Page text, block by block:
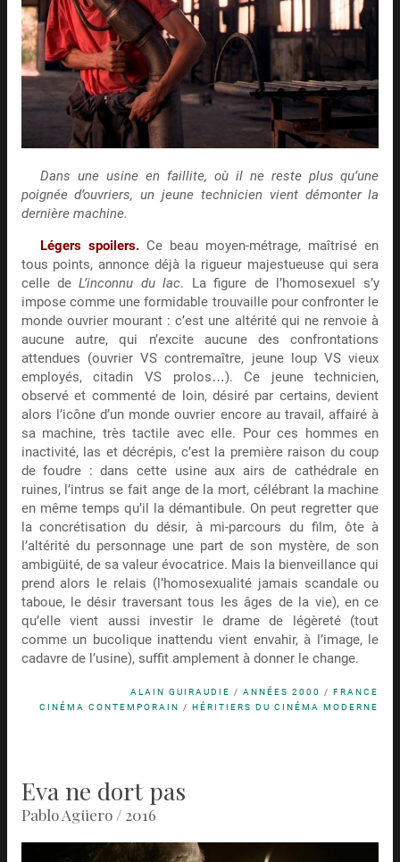
Dans une usine en faillite, où il ne reste plus qu’une
poignée d’ouvriers, un jeune technicien vient démonter la
dernière machine.
Légers spoilers. Ce beau moyen-métrage, maîtrisé en
tous points, annonce déjà la rigueur majestueuse qui sera
celle deL’inconnu du lac. La figure de l’homosexuel s’y
impose comme une formidable trouvaille pour confronter le
monde ouvrier mourant : c’est une altérité qui ne renvoie à
aucune autre, qui n’excite aucune des confrontations
attendues (ouvrier VS contremaître, jeune loup VS vieux
employés, citadin VS prolos…). Ce jeune technicien,
observé et commenté de loin, désiré par certains, devient
alors l’icône d’un monde ouvrier encore au travail, affairé à
sa machine, très tactile avec elle. Pour ces hommes en
inactivité, las et décrépis, c’est la première raison du coup
de foudre : dans cette usine aux airs de cathédrale en
ruines, l’intrus se fait ange de la mort, célébrant la machine
en même temps qu’il la démantibule. On peut regretter que
la concrétisation du désir, à mi-parcours du film, ôte à
l’altérité du personnage une part de son mystère, de son
ambigüité, de sa valeur évocatrice. Mais la bienveillance qui
prend alors le relais (l’homosexualité jamais scandale ou
taboue, le désir traversant tous les âges de la vie), en ce
qu’elle vient aussi investir le drame de légèreté (tout
comme un bucolique inattendu vient envahir, à l’image, le
cadavre de l’usine), suffit amplement à donner le change.
ALAIN GUIRAUDIE /ANNÉES 2000 /FRANCE
CINÉMA CONTEMPORAIN /HÉRITIERS DU CINÉMA MODERNE
Eva ne dort pas
Pablo Agüero / 2016